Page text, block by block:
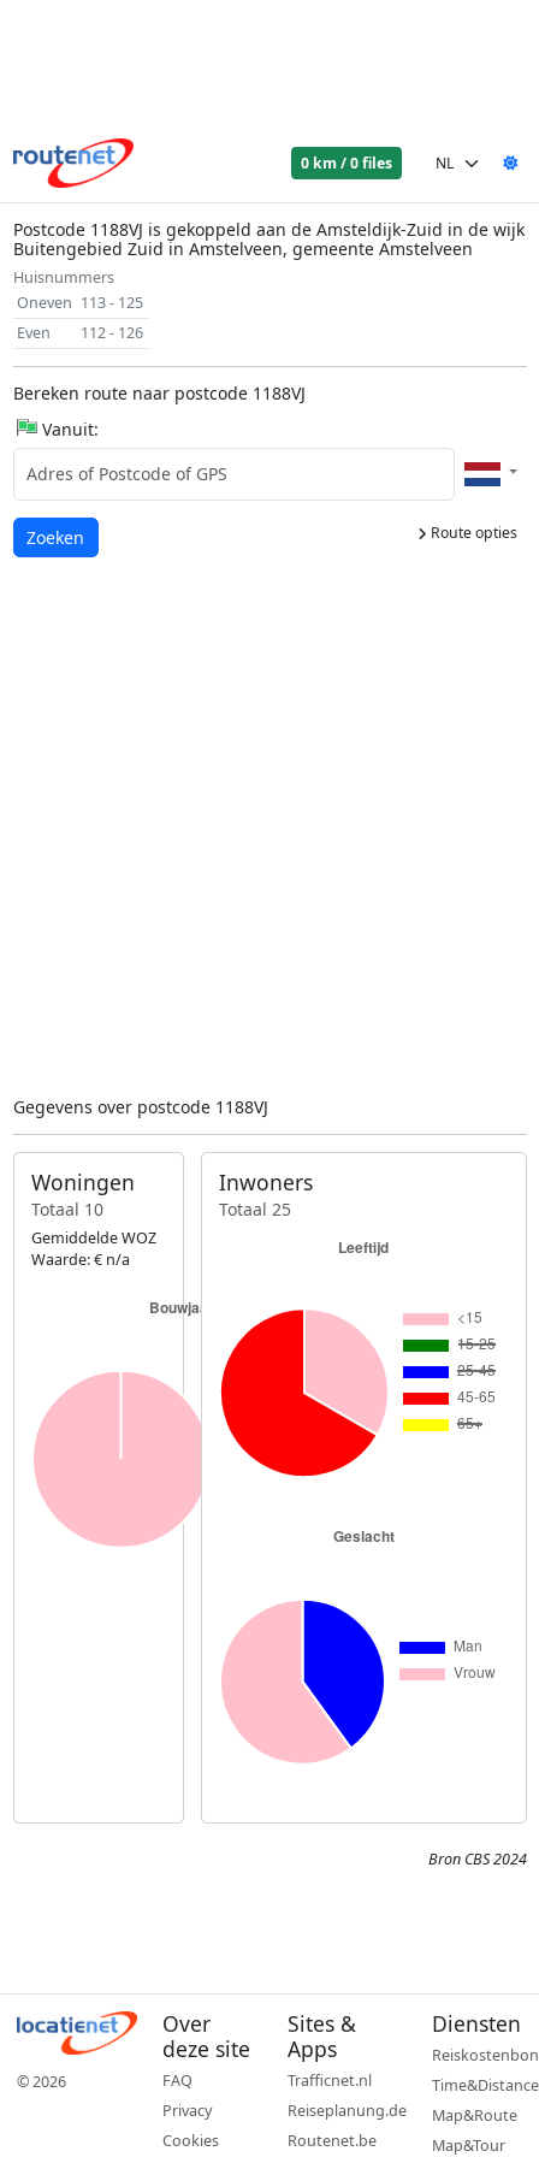
0 km / 0 files
Postcode 1188VJ is gekoppeld aan de Amsteldijk-Zuid in de wijk
Buitengebied Zuid in Amstelveen, gemeente Amstelveen
Huisnummers
Oneven 113 - 125
Even
112 - 126
Bereken route naar postcode 1188VJ
Vanuit:
Route opties
Laden...
Zoeken
Gegevens over postcode 1188VJ
Woningen
Totaal 10
Gemiddelde WOZ
Waarde: € n/a
Inwoners
Totaal 25
Bron CBS 2024
© 2026
Over
deze site
FAQ
Privacy
Cookies
Sites &
Apps
Trafficnet.nl
Reiseplanung.de
Routenet.be
Diensten
Reiskostenbon
Time&Distance
Map&Route
Map&Tour